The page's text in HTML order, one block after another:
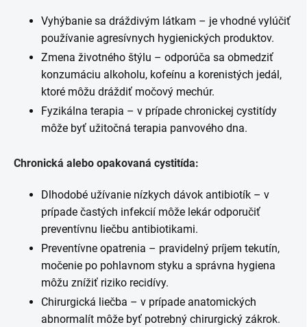
Vyhýbanie sa dráždivým látkam – je vhodné vylúčiť
používanie agresívnych hygienických produktov.
Zmena životného štýlu – odporúča sa obmedziť
konzumáciu alkoholu, kofeínu a korenistých jedál,
ktoré môžu dráždiť močový mechúr.
Fyzikálna terapia – v prípade chronickej cystitídy
môže byť užitočná terapia panvového dna.
Chronická alebo opakovaná cystitída:
Dlhodobé užívanie nízkych dávok antibiotík – v
prípade častých infekcií môže lekár odporučiť
preventívnu liečbu antibiotikami.
Preventívne opatrenia – pravidelný príjem tekutín,
močenie po pohlavnom styku a správna hygiena
môžu znížiť riziko recidívy.
Chirurgická liečba – v prípade anatomických
abnormalít môže byť potrebný chirurgický zákrok.